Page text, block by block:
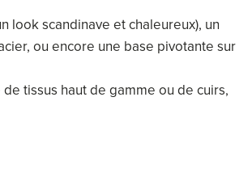
look scandinave et chaleureux), un
ou encore une base pivotante sur
tissus haut de gamme ou de cuirs,